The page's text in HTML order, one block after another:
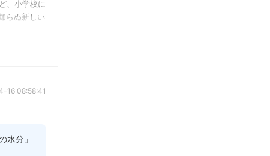
せん。
、小学校に
らぬ新しい
。妹とは
事は風呂
かれたりも
のかとそ
かった
16 08:58:41
水分」